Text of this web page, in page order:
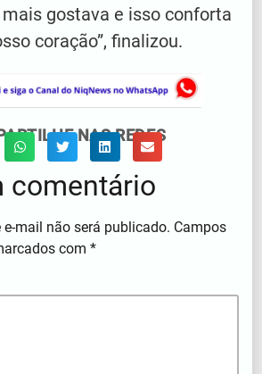
gostava e isso conforta
coração”, finalizou.
NAS REDES
comentário
e-mail não será publicado. Campos
com*